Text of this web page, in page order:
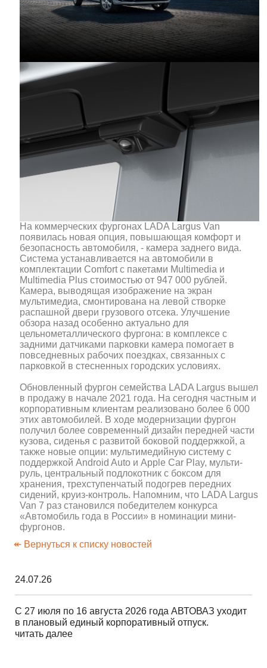
На коммерческих фургонах LADA Largus Van
появилась новая опция, повышающая комфорт и
безопасность автомобиля, - камера заднего вида.
Система устанавливается на автомобили в
комплектации Comfort c пакетами Multimedia и
Multimedia Plus стоимостью от 947 000 рублей.
Камера, выводящая изображение на экран
мультимедиа, смонтирована на левой створке
распашной двери грузового отсека. Улучшение
обзора назад особенно актуально для
цельнометаллического фургона: в комплексе с
задними датчиками парковки камера помогает в
повседневных рабочих поездках, связанных с
парковкой в стесненных городских условиях.
Обновленный фургон семейства LADA Largus вышел
в продажу в начале 2021 года. На сегодня частным и
корпоративным клиентам реализовано более 6 000
этих автомобилей. В ходе модернизации фургон
получил более современный дизайн передней части
кузова, сиденья с развитой боковой поддержкой, а
также новые опции: мультимедийную систему с
поддержкой Android Auto и Apple Car Play, мульти-
руль, центральный подлокотник с боксом для
хранения, трехступенчатый подогрев передних
сидений, круиз-контроль. Напомним, что LADA Largus
Van 7 раз становился победителем конкурса
«Автомобиль года в России» в номинации мини-
фургонов.
↞ Вернуться к списку новостей
24.07.26
С 27 июля по 16 августа 2026 года АВТОВАЗ уходит
в плановый единый корпоративный отпуск.
читать далее